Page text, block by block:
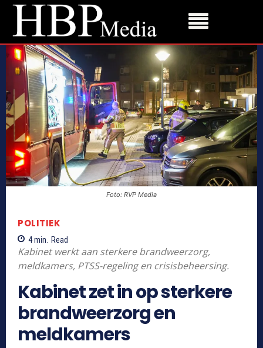
Foto: RVP Media
POLITIEK
4min. Read
Kabinet werkt aan sterkere brandweerzorg,
meldkamers, PTSS-regeling en crisisbeheersing.
Kabinet zet in op sterkere
brandweerzorg en
meldkamers